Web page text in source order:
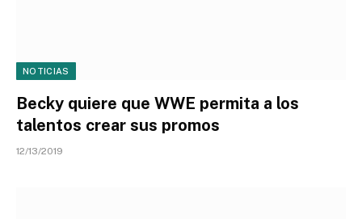
NOTICIAS
Becky quiere que WWE permita a los
talentos crear sus promos
12/13/2019